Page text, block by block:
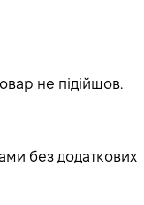
Легкий процес повернення, якщо товар не підійшов.
без додаткових